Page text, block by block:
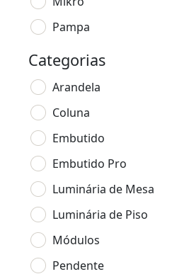
Pampa
Categorias
Arandela
Coluna
Embutido
Embutido Pro
Luminária de Mesa
Luminária de Piso
Módulos
Pendente